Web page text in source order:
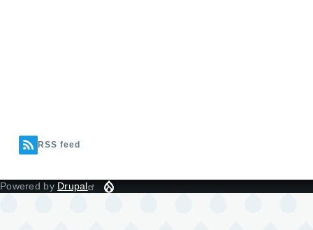
RSS feed
Powered by Drupal